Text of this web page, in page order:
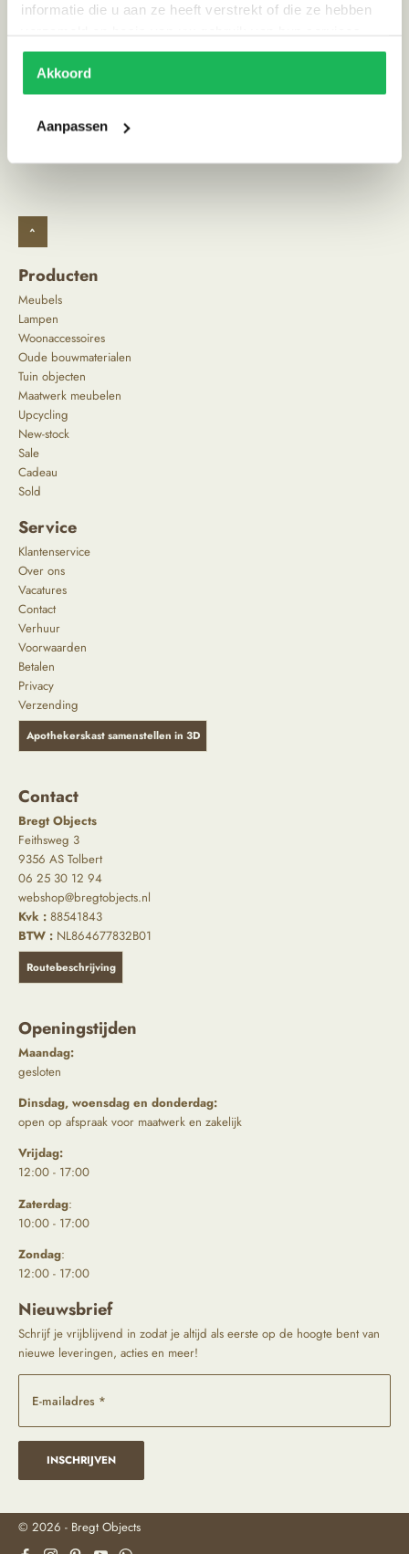
informatie die u aan ze heeft verstrekt of die ze hebben
Akkoord
Aanpassen
Stijl Scandinavisch | Landelijk
Alternatieve producten
^
Producten
Meubels
Lampen
Woonaccessoires
Oude bouwmaterialen
Tuin objecten
Maatwerk meubelen
Upcycling
New-stock
Sale
Cadeau
Sold
Service
Klantenservice
Over ons
Vacatures
Contact
Verhuur
Voorwaarden
Betalen
Privacy
Verzending
Apothekerskast samenstellen in 3D
Contact
Bregt Objects
Feithsweg 3
9356 AS Tolbert
06 25 30 12 94
webshop@bregtobjects.nl
Kvk : 88541843
BTW : NL864677832B01
Routebeschrijving
Openingstijden
Maandag:
gesloten
Dinsdag, woensdag en donderdag:
open op afspraak voor maatwerk en zakelijk
Vrijdag:
12:00 - 17:00
Zaterdag:
10:00 - 17:00
Zondag:
12:00 - 17:00
Nieuwsbrief
Schrijf je vrijblijvend in zodat je altijd als eerste op de hoogte bent van
nieuwe leveringen, acties en meer!
E-mailadres *
INSCHRIJVEN
© 2026 - Bregt Objects